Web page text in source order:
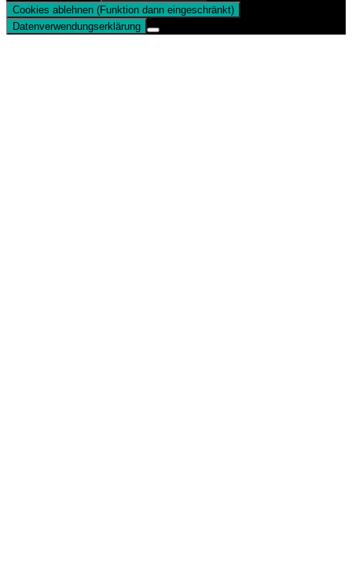
Cookies ablehnen (Funktion dann eingeschränkt)
Datenverwendungserklärung